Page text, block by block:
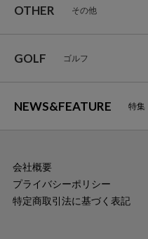
OTHER その他
GOLF ゴルフ
NEWS&FEATURE 特集
会社概要
プライバシーポリシー
特定商取引法に基づく表記